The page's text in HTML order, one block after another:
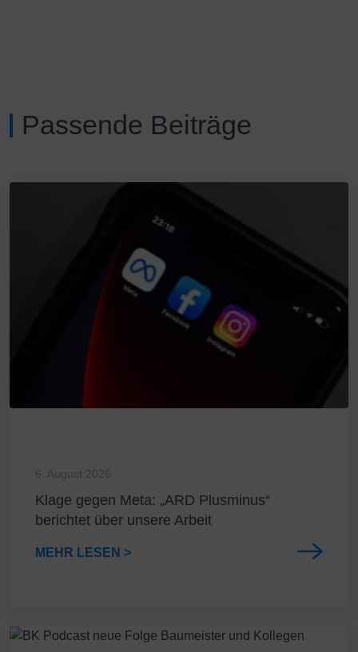
Passende Beiträge
6. August 2026
Klage gegen Meta: „ARD Plusminus“
berichtet über unsere Arbeit
MEHR LESEN >